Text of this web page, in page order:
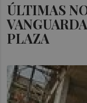
ÚLTIMAS
PLAZA